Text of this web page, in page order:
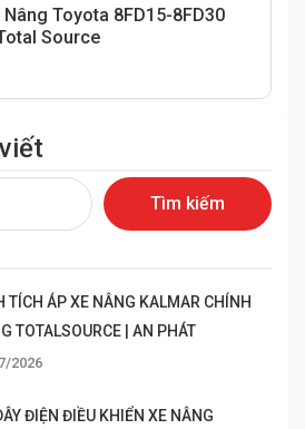
Toyota 8FD15-8FD30
Source
TÍCH ÁP XE NÂNG KALMAR CHÍNH
TOTALSOURCE | AN PHÁT
2026
ĐIỆN ĐIỀU KHIỂN XE NÂNG